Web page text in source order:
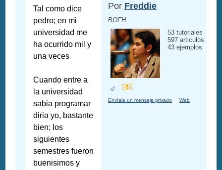
Tal como dice
pedro; en mi
universidad me
ha ocurrido mil y
una veces
Cuando entre a
la universidad
sabia programar
diria yo, bastante
bien; los
siguientes
semestres fueron
buenisimos y
Por Freddie
BOFH
53 tutoriales
597 articulos
43 ejemplos
Envíale un mensaje privado Web